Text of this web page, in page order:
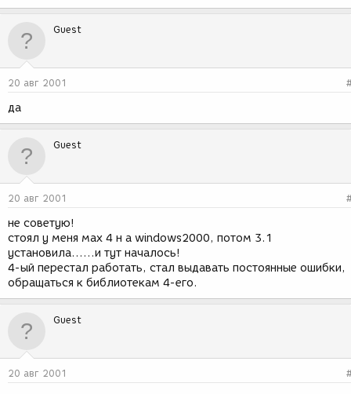
Guest
20 авг 2001
да
Guest
20 авг 2001
не советую!
стоял у меня мах 4 н а windows2000, потом 3.1
установила......и тут началось!
4-ый перестал работать, стал выдавать постоянные ошибки,
обращаться к библиотекам 4-его.
Guest
20 авг 2001